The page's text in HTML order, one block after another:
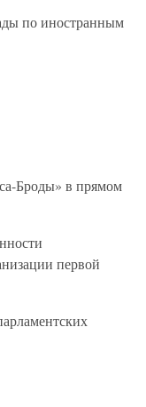
по иностранным
Броды» в прямом
первой